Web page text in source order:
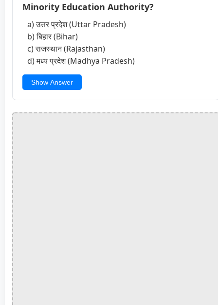
Minority Education Authority?
a) उत्तर प्रदेश (Uttar Pradesh)
b) बिहार (Bihar)
c) राजस्थान (Rajasthan)
d) मध्य प्रदेश (Madhya Pradesh)
Show Answer